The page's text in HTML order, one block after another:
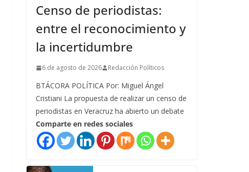
Censo de periodistas:
entre el reconocimiento y
la incertidumbre
6 de agosto de 2026 Redacción Políticos
BTÁCORA POLÍTICA Por: Miguel Ángel
Cristiani La propuesta de realizar un censo de
periodistas en Veracruz ha abierto un debate
Comparte en redes sociales